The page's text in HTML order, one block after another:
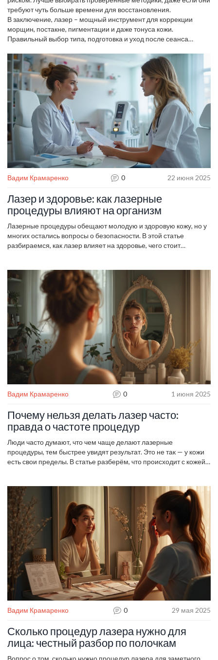
требуют чуть больше времени для восстановления.
В заключение, лазер – мощный инструмент для коррекции
морщин, постакне, пигментации и даже тонуса кожи.
Правильный выбор типа, подготовка и уход после сеанса
вы готовы к небольшому эксперименту, записывайтесь на
консультацию, задавайте вопросы и наслаждайтесь
обновлённой кожей!
Вадим Крамаренко 0 22 июня 2025
Лазер и здоровье: как лазерные
процедуры влияют на организм
Лазерные процедуры обещают молодую и здоровую кожу, но у
многих остались вопросы о безопасности. В этой статье
разбираемся, как лазер влияет на здоровье, чего стоит
делимся советами и интересными фактами из практики. Если
задумывались о лазерной косметологии, узнаете, стоит ли игра
свеч.
Вадим Крамаренко 0 1 июня 2025
Почему нельзя делать лазер часто:
правда о частоте процедур
Люди часто думают, что чем чаще делают лазерные
процедуры, тем быстрее увидят результат. Это не так — у кожи
есть свои пределы. В статье разберём, что происходит с кожей
простых правилах ухода, чтобы лазерная косметология
приносила только пользу. Ответим на частые вопросы и
развеем мифы.
Вадим Крамаренко 0 29 мая 2025
Сколько процедур лазера нужно для
лица: честный разбор по полочкам